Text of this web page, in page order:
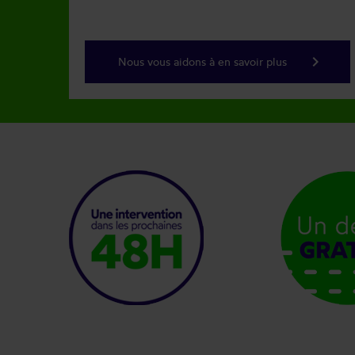
Nous vous aidons à en savoir plus keyboard_arrow_right